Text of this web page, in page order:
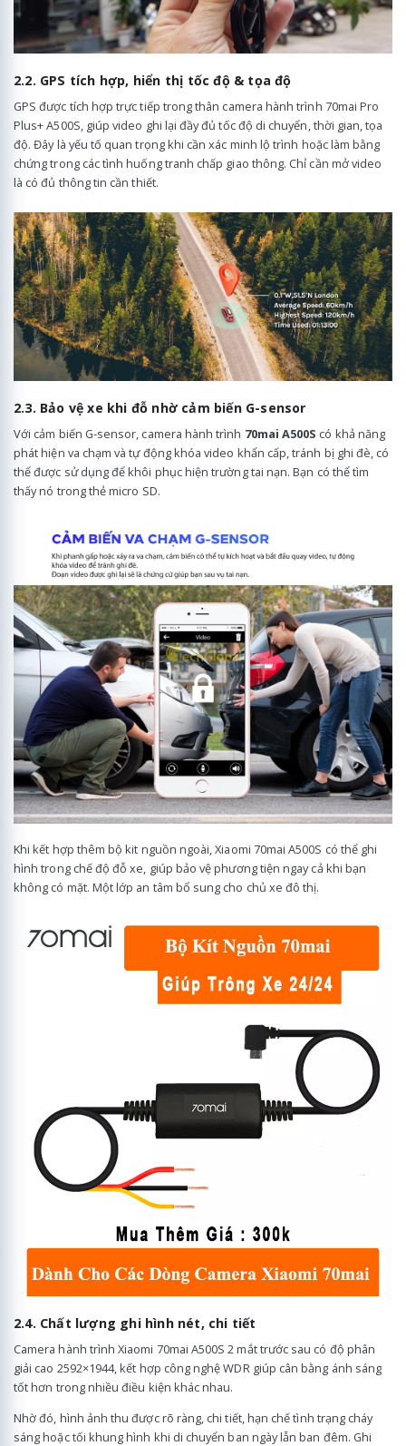
2.2. GPS tích hợp, hiển thị tốc độ & tọa độ
GPS được tích hợp trực tiếp trong thân camera hành trình 70mai Pro
Plus+ A500S, giúp video ghi lại đầy đủ tốc độ di chuyển, thời gian, tọa
độ. Đây là yếu tố quan trọng khi cần xác minh lộ trình hoặc làm bằng
chứng trong các tình huống tranh chấp giao thông. Chỉ cần mở video
là có đủ thông tin cần thiết.
2.3. Bảo vệ xe khi đỗ nhờ cảm biến G-sensor
Với cảm biến G-sensor, camera hành trình 70mai A500S có khả năng
phát hiện va chạm và tự động khóa video khẩn cấp, tránh bị ghi đè, có
thể được sử dụng để khôi phục hiện trường tai nạn. Bạn có thể tìm
thấy nó trong thẻ micro SD.
Khi kết hợp thêm bộ kit nguồn ngoài, Xiaomi 70mai A500S có thể ghi
hình trong chế độ đỗ xe, giúp bảo vệ phương tiện ngay cả khi bạn
không có mặt. Một lớp an tâm bổ sung cho chủ xe đô thị.
2.4. Chất lượng ghi hình nét, chi tiết
Camera hành trình Xiaomi 70mai A500S 2 mắt trước sau có độ phân
giải cao 2592×1944, kết hợp công nghệ WDR giúp cân bằng ánh sáng
tốt hơn trong nhiều điều kiện khác nhau.
Nhờ đó, hình ảnh thu được rõ ràng, chi tiết, hạn chế tình trạng cháy
sáng hoặc tối khung hình khi di chuyển ban ngày lẫn ban đêm. Ghi